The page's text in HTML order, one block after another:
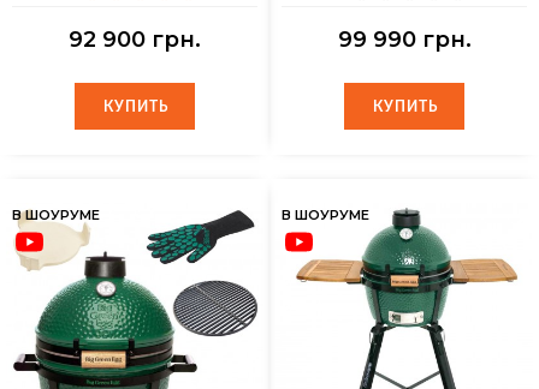
92 900 грн.
КУПИТЬ
КУПИТЬ
99 990 грн.
КУПИТЬ
КУПИТЬ
В ШОУРУМЕ В ШОУРУМЕ